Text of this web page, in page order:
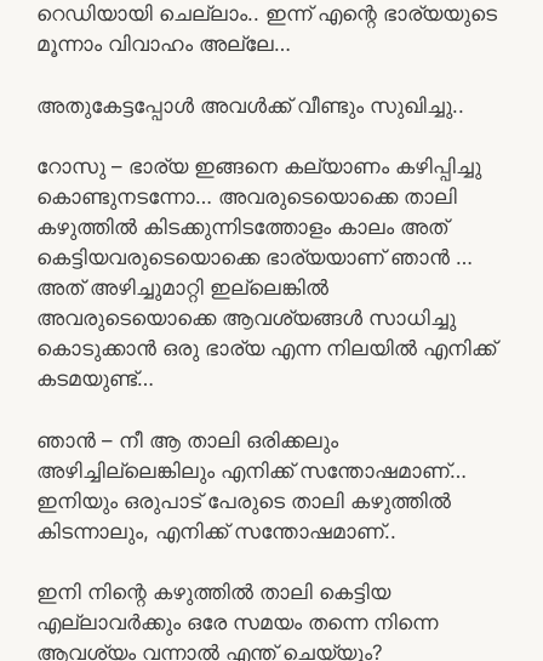
റെഡിയായി ചെല്ലാം.. ഇന്ന് എന്റെ ഭാര്യയുടെ
മൂന്നാം വിവാഹം അല്ലേ…
അതുകേട്ടപ്പോൾ അവൾക്ക് വീണ്ടും സുഖിച്ചു..
റോസു – ഭാര്യ ഇങ്ങനെ കല്യാണം കഴിപ്പിച്ചു
കൊണ്ടുനടന്നോ… അവരുടെയൊക്കെ താലി
കഴുത്തിൽ കിടക്കുന്നിടത്തോളം കാലം അത്
കെട്ടിയവരുടെയൊക്കെ ഭാര്യയാണ് ഞാൻ …
അത് അഴിച്ചുമാറ്റി ഇല്ലെങ്കിൽ
അവരുടെയൊക്കെ ആവശ്യങ്ങൾ സാധിച്ചു
കൊടുക്കാൻ ഒരു ഭാര്യ എന്ന നിലയിൽ എനിക്ക്
കടമയുണ്ട്…
ഞാൻ – നീ ആ താലി ഒരിക്കലും
അഴിച്ചില്ലെങ്കിലും എനിക്ക് സന്തോഷമാണ്…
ഇനിയും ഒരുപാട് പേരുടെ താലി കഴുത്തിൽ
കിടന്നാലും, എനിക്ക് സന്തോഷമാണ്..
ഇനി നിന്റെ കഴുത്തിൽ താലി കെട്ടിയ
എല്ലാവർക്കും ഒരേ സമയം തന്നെ നിന്നെ
ആവശ്യം വന്നാൽ എന്ത് ചെയ്യും?